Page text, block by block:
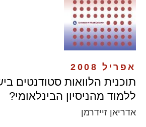
אפריל 2008
תוכנית הלוואות סטודנטים
ללמוד מהניסיון הבינלאומי?
אדריאן זיידרמן